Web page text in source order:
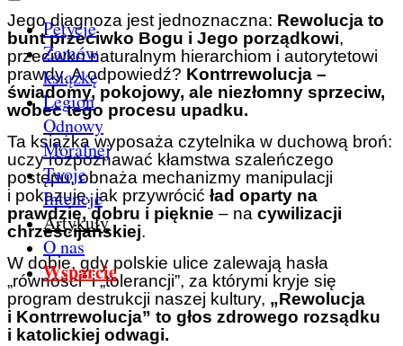
Petycje
Zamów
książkę
Legion
Odnowy
Moralnej
Twoje
Intencje
Artykuły
O nas
Wsparcie
Jego diagnoza jest jednoznaczna: Rewolucja to
bunt przeciwko Bogu i Jego porządkowi,
przeciwko naturalnym hierarchiom i autorytetowi
prawdy. A odpowiedź? Kontrrewolucja –
świadomy, pokojowy, ale niezłomny sprzeciw,
wobec tego procesu upadku.
Ta książka wyposaża czytelnika w duchową broń:
uczy rozpoznawać kłamstwa szaleńczego
postępu, obnaża mechanizmy manipulacji
i pokazuje, jak przywrócić ład oparty na
prawdzie, dobru i pięknie – na cywilizacji
chrześcijańskiej.
W dobie, gdy polskie ulice zalewają hasła
„równości” i „tolerancji”, za którymi kryje się
program destrukcji naszej kultury, „Rewolucja
i Kontrrewolucja” to głos zdrowego rozsądku
i katolickiej odwagi.